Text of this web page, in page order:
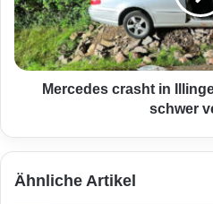
r
z
e
i
e
d
e
s
c
i
Mercedes crasht in
schwer
Ähnliche Artikel